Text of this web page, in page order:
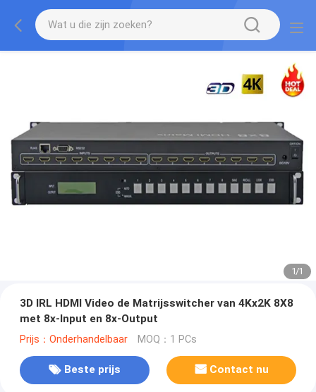
1/1
3D IRL HDMI Video de Matrijsswitcher van 4Kx2K 8X8
met 8x-Input en 8x-Output
Prijs：Onderhandelbaar MOQ：1 PCs
Beste prijs Contact nu